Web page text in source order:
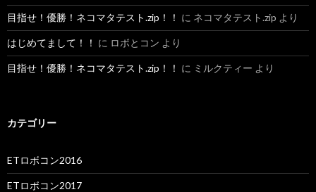
目指せ！優勝！ネコマタテスト.zip！！ に ネコマタテスト.zip より
はじめてまして！！ に ロボとコン より
目指せ！優勝！ネコマタテスト.zip！！ に ミルクティー より
カテゴリー
ETロボコン2016
ETロボコン2017